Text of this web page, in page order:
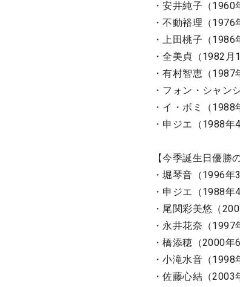
・安井純子（
・不動裕理（
・上田桃子（
・全美貞（1982
・有村智恵（
・フォン・シャン
・イ・ボミ（1988
・申ジエ（1988
【今季誕生日優勝
・堀琴音（1996
・申ジエ（1988
・尾関彩美悠（
・永井花奈（1997
・橋添穂（2000
・小滝水音（
・佐藤心結（